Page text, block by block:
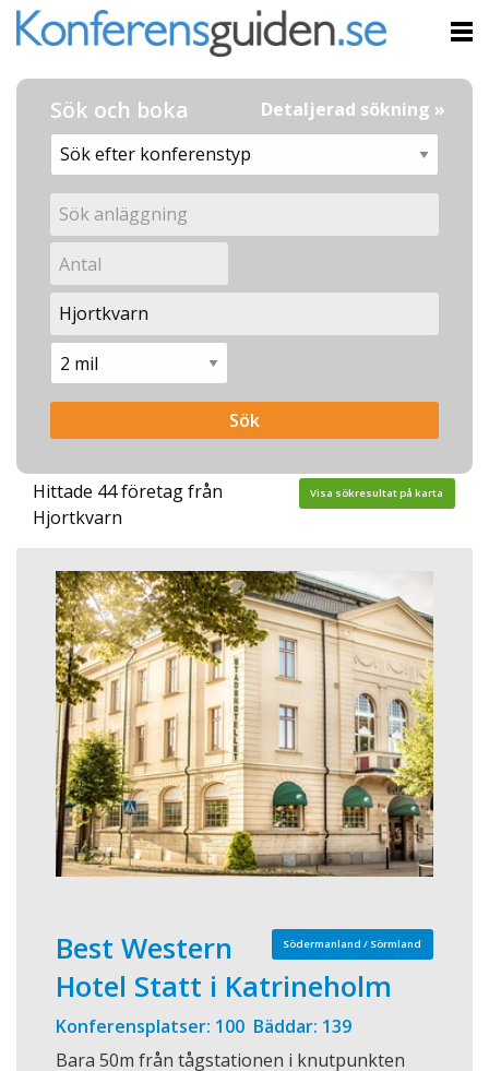
Sök och boka Detaljerad sökning »
Hittade 44 företag från
Hjortkvarn
Visa sökresultat på karta
Södermanland / Sörmland
Best Western
Hotel Statt i Katrineholm
Konferensplatser: 100 Bäddar: 139
Bara 50m från tågstationen i knutpunkten